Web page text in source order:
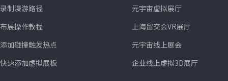
录制漫游路径
布展操作教程
添加碰撞触发热点
快速添加虚拟展板
元宇宙虚拟展厅
上海留交会VR展厅
元宇宙线上展会
企业线上虚拟3D展厅